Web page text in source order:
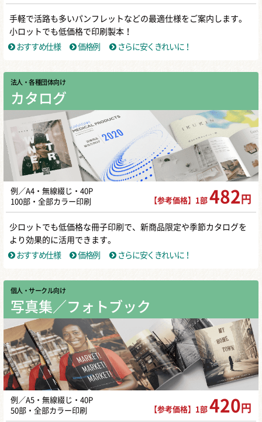
手軽で活路も多いパンフレットなどの最適仕様をご案内します。
小ロットでも低価格で印刷製本！
おすすめ仕様
価格例 さらに安くきれいに！
法人・各種団体向け
カタログ
例／A4・無線綴じ・40P
100部・全部カラー印刷
【参考価格】1部 482 円
少ロットでも低価格な冊子印刷で、新商品限定や季節カタログを
より効果的に活用できます。
おすすめ仕様
価格例 さらに安くきれいに！
個人・サークル向け
写真集／フォトブック
例／A5・無線綴じ・40P
50部・全部カラー印刷
【参考価格】1部 420 円